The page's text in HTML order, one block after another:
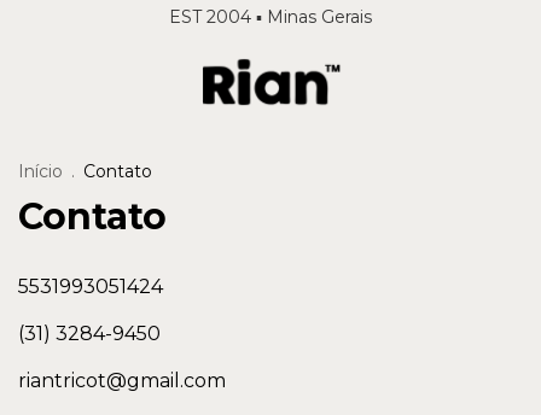
EST 2004 ▪️ Minas Gerais
Início . Contato
Contato
5531993051424
(31) 3284-9450
riantricot@gmail.com